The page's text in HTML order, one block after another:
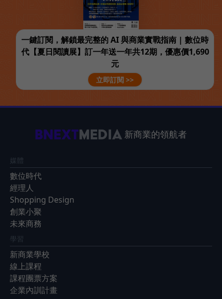
一鍵訂閱，解鎖最完整的 AI 與商業實戰指南 | 數位時
代【夏日閱讀展】訂一年送一年共12期，優惠價1,690
元
立即訂閱 >>
新商業的領航者
媒體
數位時代
經理人
Shopping Design
創業小聚
未來商務
學習
新商業學校
線上課程
課程團票方案
企業內訓計畫